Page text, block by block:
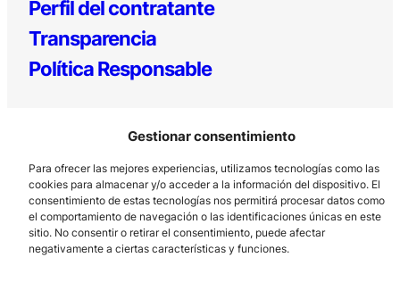
Gestionar consentimiento
Para ofrecer las mejores experiencias, utilizamos tecnologías como las
cookies para almacenar y/o acceder a la información del dispositivo. El
consentimiento de estas tecnologías nos permitirá procesar datos como
el comportamiento de navegación o las identificaciones únicas en este
sitio. No consentir o retirar el consentimiento, puede afectar
negativamente a ciertas características y funciones.
Perfil del contratante
Transparencia
Política Responsable
Los Prados, 121 – 33203 Gijón
985 185 577 – info@laboralcentrodearte.org